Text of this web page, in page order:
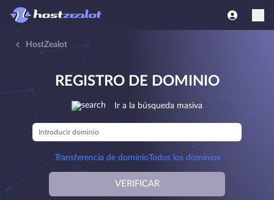
HostZealot
REGISTRO DE DOMINIO
Ir a la búsqueda masiva
Transferencia de dominioTodos los dominios
VERIFICAR